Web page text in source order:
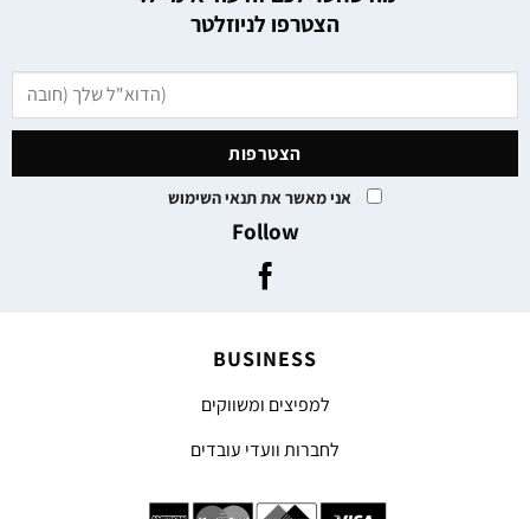
הצטרפו לניוזלטר
אני מאשר את תנאי השימוש
Follow
BUSINESS
למפיצים ומשווקים
לחברות וועדי עובדים